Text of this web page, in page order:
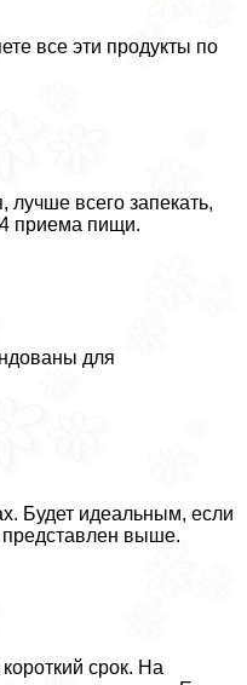
все эти продукты по
лучше всего запекать,
4 приема пищи.
для
Будет идеальным, если
представлен выше.
срок. На